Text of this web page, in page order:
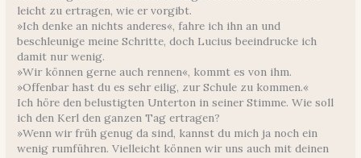
leicht zu ertragen, wie er vorgibt.
»Ich denke an nichts anderes«, fahre ich ihn an und
beschleunige meine Schritte, doch Lucius beeindrucke ich
damit nur wenig.
»Wir können gerne auch rennen«, kommt es von ihm.
»Offenbar hast du es sehr eilig, zur Schule zu kommen.«
Ich höre den belustigten Unterton in seiner Stimme. Wie soll
ich den Kerl den ganzen Tag ertragen?
»Wenn wir früh genug da sind, kannst du mich ja noch ein
wenig rumführen. Vielleicht können wir uns auch mit deinen